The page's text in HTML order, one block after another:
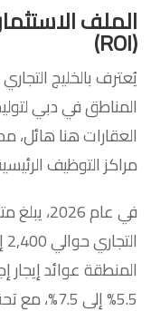
الملف
(ROI)
يُعترف بالخليج
المناطق في دبي
العقارات هنا
مراكز التوظيف
في عام
المنطقة عوائد إيجار
5.5% إلى